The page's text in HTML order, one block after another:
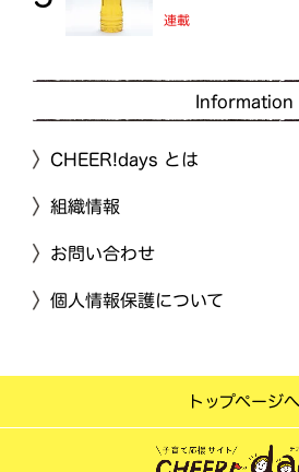
連載
Information
CHEER!days とは
組織情報
お問い合わせ
個人情報保護について
トップページへ